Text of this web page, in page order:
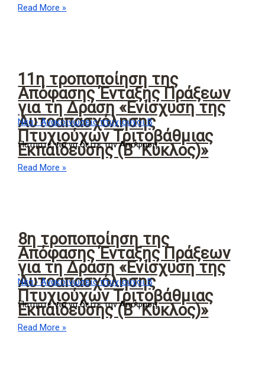
Read More »
11η τροποποίηση της
Απόφασης Ένταξης Πράξεων
για τη Δράση «Ενίσχυση της
Αυτοαπασχόλησης
Πτυχιούχων Τριτοβάθμιας
Εκπαίδευσης (Β΄ Κύκλος)»
Νέα - Ανακοινώσεις πτυχιούχοι Β
Πατήστε για να δείτε την Απόφαση
Read More »
8η τροποποίηση της
Απόφασης Ένταξης Πράξεων
για τη Δράση «Ενίσχυση της
Αυτοαπασχόλησης
Πτυχιούχων Τριτοβάθμιας
Εκπαίδευσης (Β΄ Κύκλος)»
Νέα - Ανακοινώσεις πτυχιούχοι Β
Πατήστε για να δείτε την Απόφαση
Read More »